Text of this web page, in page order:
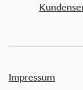
Impressum